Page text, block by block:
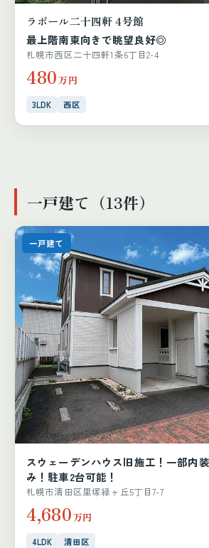
ラボール二十四軒 4号館
最上階南東向きで眺望良好◎
札幌市西区二十四軒1条6丁目2-4
480万円
3LDK 西区
一戸建て（13件）
一戸建て
スウェーデンハウス旧施工！一部内
み！駐車2台可能！
札幌市清田区里塚緑ヶ丘5丁目7-7
4,680万円
4LDK 清田区